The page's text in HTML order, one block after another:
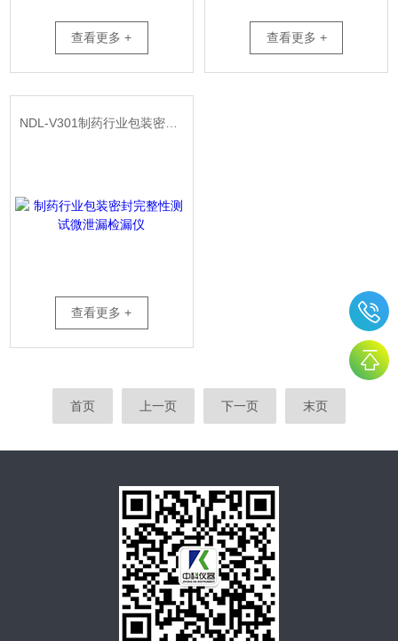
查看更多 + 查看更多 +
NDL-V301制药行业包装密封完整性测试微泄漏检漏仪
查看更多 +
首页 上一页 下一页 末页